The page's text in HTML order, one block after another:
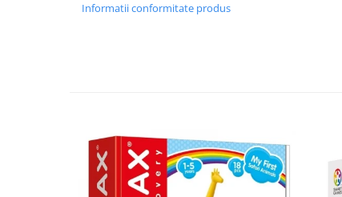
Informatii conformitate produs